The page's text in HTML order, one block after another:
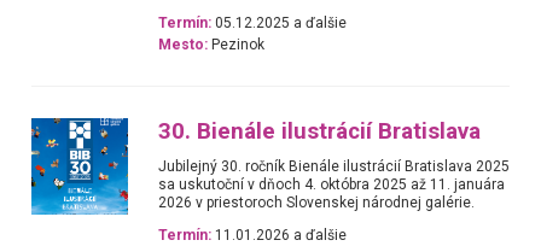
Termín: 05.12.2025 a ďalšie
Mesto: Pezinok
30. Bienále ilustrácií Bratislava
Jubilejný 30. ročník Bienále ilustrácií Bratislava 2025
sa uskutoční v dňoch 4. októbra 2025 až 11. januára
2026 v priestoroch Slovenskej národnej galérie.
Termín: 11.01.2026 a ďalšie